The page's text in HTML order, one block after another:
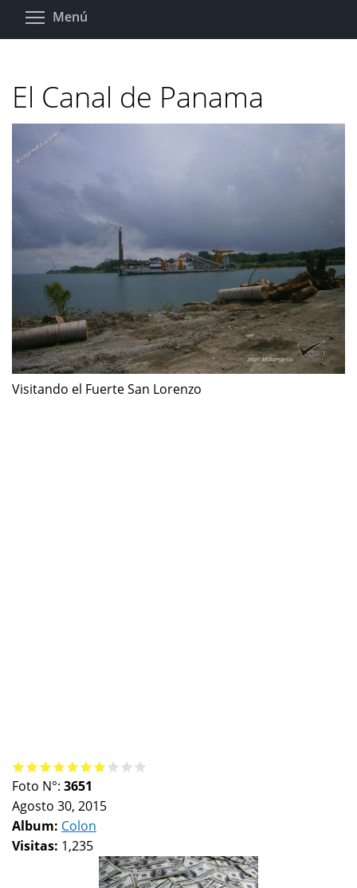
Pasar
Menú
El Canal de Panama
Visitando el Fuerte San Lorenzo
Foto N°: 3651
Agosto 30, 2015
Album: Colon
Visitas: 1,235